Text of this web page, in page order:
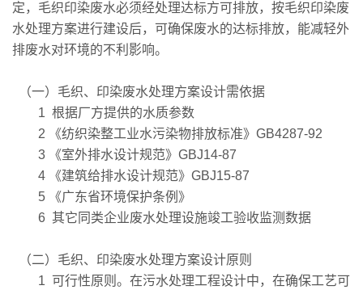
定，毛织印染废水必须经处理达标方可排放，按毛织印染废
水处理方案进行建设后，可确保废水的达标排放，能减轻外
排废水对环境的不利影响。
（一）毛织、印染废水处理方案设计需依据
1 根据厂方提供的水质参数
2 《纺织染整工业水污染物排放标准》GB4287-92
3 《室外排水设计规范》GBJ14-87
4 《建筑给排水设计规范》GBJ15-87
5 《广东省环境保护条例》
6 其它同类企业废水处理设施竣工验收监测数据
（二）毛织、印染废水处理方案设计原则
1 可行性原则。在污水处理工程设计中，在确保工艺可